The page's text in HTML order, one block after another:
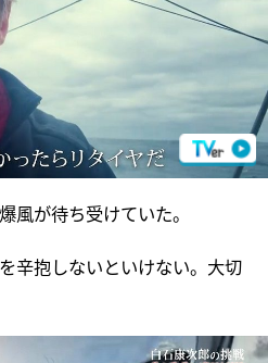
風が待ち受けていた。
辛抱しないといけない。大切